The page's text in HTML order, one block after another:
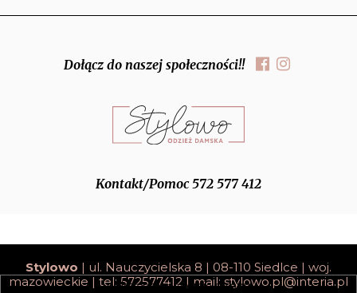
Dołącz do naszej społeczności!!
Kontakt/Pomoc 572 577 412
Stylowo | ul. Nauczycielska 8 | 08-110 Siedlce | woj.
mazowieckie | tel: 572577412 | mail: stylowo.pl@interia.pl
pokaż pełną wersję strony